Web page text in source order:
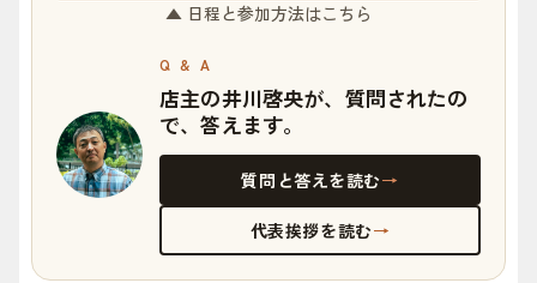
▲ 日程と参加方法はこちら
Q & A
店主の井川啓央が、質問されたの
で、答えます。
質問と答えを読む→
代表挨拶を読む→